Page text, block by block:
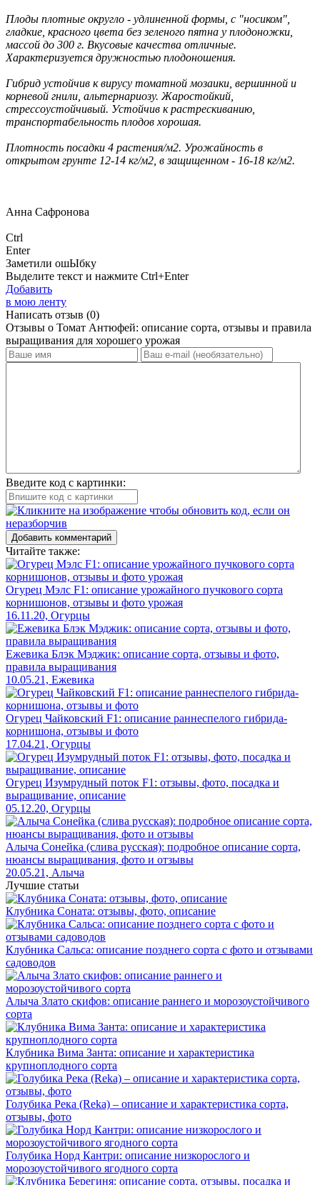
Плоды плотные округло - удлиненной формы, с "носиком",
гладкие, красного цвета без зеленого пятна у плодоножки,
массой до 300 г. Вкусовые качества отличные.
Характеризуется дружностью плодоношения.
Гибрид устойчив к вирусу томатной мозаики, вершинной и
корневой гнили, альтернариозу. Жаростойкий,
стрессоустойчивый. Устойчив к растрескиванию,
транспортабельность плодов хорошая.
Плотность посадки 4 растения/м2. Урожайность в
открытом грунте 12-14 кг/м2, в защищенном - 16-18 кг/м2.
Анна Сафронова
Ctrl
Enter
Заметили ошЫбку
Выделите текст и нажмите Ctrl+Enter
Добавить
в мою ленту
Написать отзыв (0)
Отзывы о Томат Антюфей: описание сорта, отзывы и правила
выращивания для хорошего урожая
Введите код с картинки:
Добавить комментарий
Читайте также:
Огурец Мэлс F1: описание урожайного пучкового сорта
корнишонов, отзывы и фото урожая
16.11.20, Огурцы
Ежевика Блэк Мэджик: описание сорта, отзывы и фото,
правила выращивания
10.05.21, Ежевика
Огурец Чайковский F1: описание раннеспелого гибрида-
корнишона, отзывы и фото
17.04.21, Огурцы
Огурец Изумрудный поток F1: отзывы, фото, посадка и
выращивание, описание
05.12.20, Огурцы
Алыча Сонейка (слива русская): подробное описание сорта,
нюансы выращивания, фото и отзывы
20.05.21, Алыча
Лучшие статьи
Клубника Соната: отзывы, фото, описание
Клубника Сальса: описание позднего сорта с фото и отзывами
садоводов
Алыча Злато скифов: описание раннего и морозоустойчивого
сорта
Клубника Вима Занта: описание и характеристика
крупноплодного сорта
Голубика Река (Reka) – описание и характеристика сорта,
отзывы, фото
Голубика Норд Кантри: описание низкорослого и
морозоустойчивого ягодного сорта